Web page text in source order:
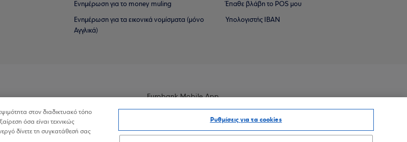
Ενημέρωση για το money muling
Ενημέρωση για τα εικονικά νομίσματα (μόνο
Αγγλικά)
Έπαθε βλάβη το POS μου
Υπολογιστής IBAN
Eurobank Mobile App
στον διαδικτυακό τόπο
όσα είναι τεχνικώς
δίνετε τη συγκατάθεσή σας
Ρυθμίσεις για τα cookies